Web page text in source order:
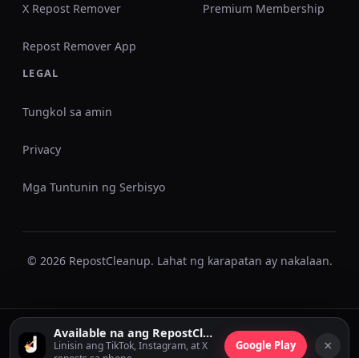
X Repost Remover
Repost Remover App
Premium Membership
LEGAL
Tungkol sa amin
Privacy
Mga Tuntunin ng Serbisyo
© 2026 RepostCleanup. Lahat ng karapatan ay nakalaan.
Available na ang RepostCleanup Mobile
Linisin ang TikTok, Instagram, at X
Google Play ×